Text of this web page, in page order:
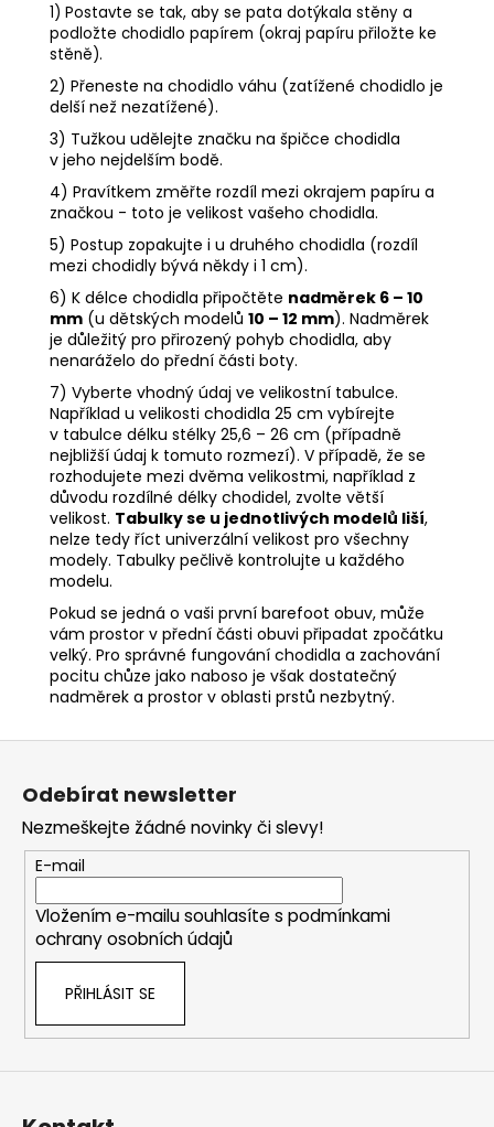
1) Postavte se tak, aby se pata dotýkala stěny a
podložte chodidlo papírem (okraj papíru přiložte ke
stěně).
2) Přeneste na chodidlo váhu (zatížené chodidlo je
delší než nezatížené).
3) Tužkou udělejte značku na špičce chodidla
v jeho nejdelším bodě.
4) Pravítkem změřte rozdíl mezi okrajem papíru a
značkou - toto je velikost vašeho chodidla.
5) Postup zopakujte i u druhého chodidla (rozdíl
mezi chodidly bývá někdy i 1 cm).
6) K délce chodidla připočtěte nadměrek 6 – 10
mm (u dětských modelů 10 – 12 mm). Nadměrek
je důležitý pro přirozený pohyb chodidla, aby
nenaráželo do přední části boty.
7) Vyberte vhodný údaj ve velikostní tabulce.
Například u velikosti chodidla 25 cm vybírejte
v tabulce délku stélky 25,6 – 26 cm (případně
nejbližší údaj k tomuto rozmezí). V případě, že se
rozhodujete mezi dvěma velikostmi, například z
důvodu rozdílné délky chodidel, zvolte větší
velikost. Tabulky se u jednotlivých modelů liší,
nelze tedy říct univerzální velikost pro všechny
modely. Tabulky pečlivě kontrolujte u každého
modelu.
Pokud se jedná o vaši první barefoot obuv, může
vám prostor v přední části obuvi připadat zpočátku
velký. Pro správné fungování chodidla a zachování
pocitu chůze jako naboso je však dostatečný
nadměrek a prostor v oblasti prstů nezbytný.
Z
Odebírat newsletter
Nezmeškejte žádné novinky či slevy!
E-mail
Vložením e-mailu souhlasíte s podmínkami
ochrany osobních údajů
PŘIHLÁSIT SE